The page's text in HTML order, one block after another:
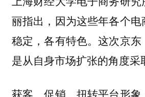
丽指出，因为这些年各个
稳定，各有特色。这次京
是从自身市场扩张的角度采
获客、促销、扭转平台形象